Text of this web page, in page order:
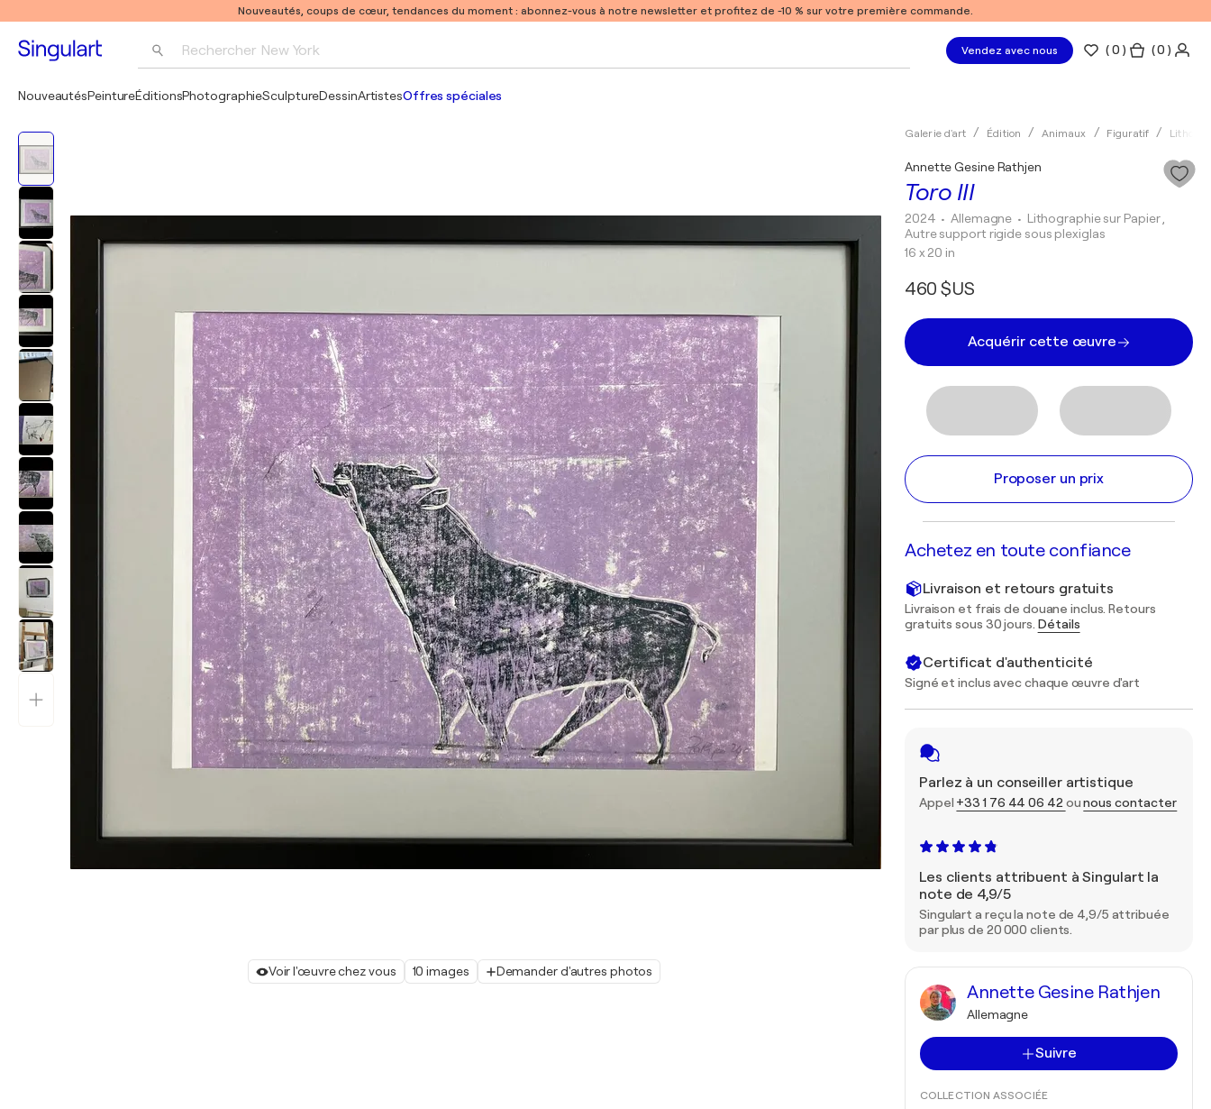
Nouveautés, coups de cœur, tendances du moment : abonnez-vous à notre newsletter et profitez de -10 % sur votre première commande.
Rechercher New York Vendez avec nous (0 ) ( 0 )
NouveautésPeintureÉditionsPhotographieSculptureDessinArtistesOffres spéciales
Voir l'œuvre chez vous 10 images Demander d'autres photos
Galerie d'art Édition Animaux Figuratif
Toro III
Annette Gesine Rathjen
2024 • Allemagne • Lithographie sur Papier ,
Autre support rigide sous plexiglas
16 x 20 in
460 $US
Acquérir cette œuvre
Proposer un prix
Achetez en toute confiance
Livraison et retours gratuits
Livraison et frais de douane inclus. Retours
gratuits sous 30 jours. Détails
Certificat d'authenticité
Signé et inclus avec chaque œuvre d'art
Parlez à un conseiller artistique
Appel +33 1 76 44 06 42 ounous contacter
Les clients attribuent à Singulart la
note de 4,9/5
Singulart a reçu la note de 4,9/5 attribuée
par plus de 20 000 clients.
Annette Gesine Rathjen
Allemagne
Suivre
COLLECTION ASSOCIÉE